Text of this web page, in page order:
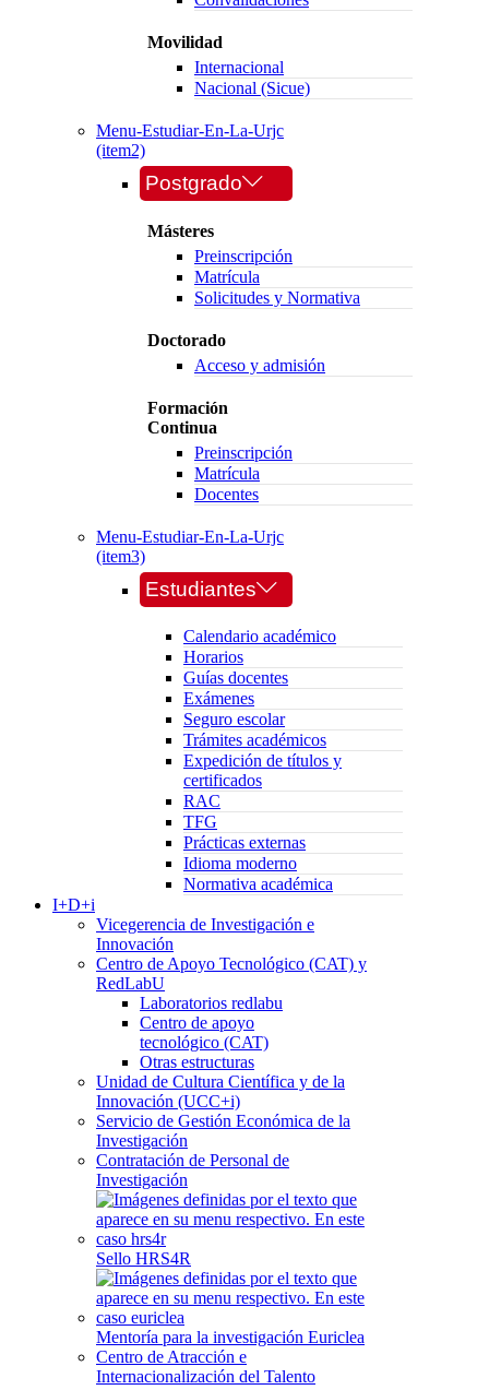
Movilidad
Internacional
Nacional (Sicue)
Menu-Estudiar-En-La-Urjc
(item2)
Postgrado
Másteres
Preinscripción
Matrícula
Solicitudes y Normativa
Doctorado
Acceso y admisión
Formación
Continua
Preinscripción
Matrícula
Docentes
Menu-Estudiar-En-La-Urjc
(item3)
Estudiantes
Calendario académico
Horarios
Guías docentes
Exámenes
Seguro escolar
Trámites académicos
Expedición de títulos y
certificados
RAC
TFG
Prácticas externas
Idioma moderno
Normativa académica
I+D+i
Vicegerencia de Investigación e
Innovación
Centro de Apoyo Tecnológico (CAT) y
RedLabU
Laboratorios redlabu
Centro de apoyo
tecnológico (CAT)
Otras estructuras
Unidad de Cultura Científica y de la
Innovación (UCC+i)
Servicio de Gestión Económica de la
Investigación
Contratación de Personal de
Investigación
Sello HRS4R
Mentoría para la investigación Euriclea
Centro de Atracción e
Internacionalización del Talento